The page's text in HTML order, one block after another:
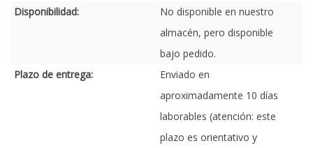
Disponibilidad:
No disponible en nuestro
almacén, pero disponible
bajo pedido.
Plazo de entrega:
Enviado en
aproximadamente 10 días
laborables (atención: este
plazo es orientativo y